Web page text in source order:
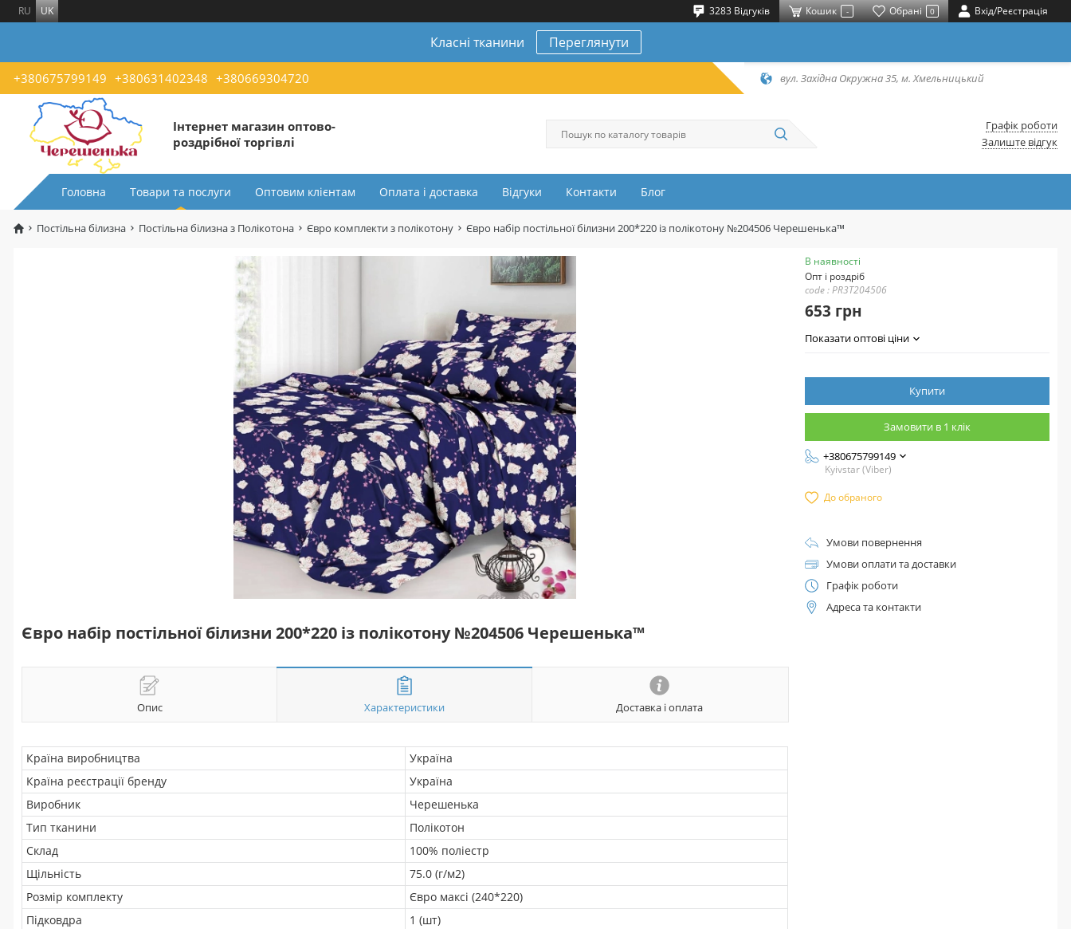
RU UK 3283 Відгуків Кошик - Обрані 0 Вхід/Реєстрація
Класні тканини Переглянути
+380675799149 +380631402348 +380669304720 вул. Західна Окружна 35, м. Хмельницький
Інтернет магазин оптово-
роздрібної торгівлі
Графік роботи
Залиште відгук
Головна Товари та послуги Оптовим клієнтам Оплата і доставка Відгуки Контакти Блог
Постільна білизна Постільна білизна з Полікотона Євро комплекти з полікотону Євро набір постільної білизни 200*220 із полікотону №204506 Черешенька™
Євро набір постільної білизни 200*220 із полікотону №204506 Черешенька™
Опис Характеристики Доставка і оплата
Країна виробництва
Україна
Країна реєстрації бренду
Україна
Виробник
Черешенька
Тип тканини
Полікотон
Склад
100% поліестр
Щільність
75.0 (г/м2)
Розмір комплекту
Євро максі (240*220)
Підковдра
1 (шт)
В наявності
Опт і роздріб
code : PR3T204506
653 грн
Показати оптові ціни
Купити
Замовити в 1 клік
+380675799149
Kyivstar (Viber)
До обраного
Умови повернення
Умови оплати та доставки
Графік роботи
Адреса та контакти